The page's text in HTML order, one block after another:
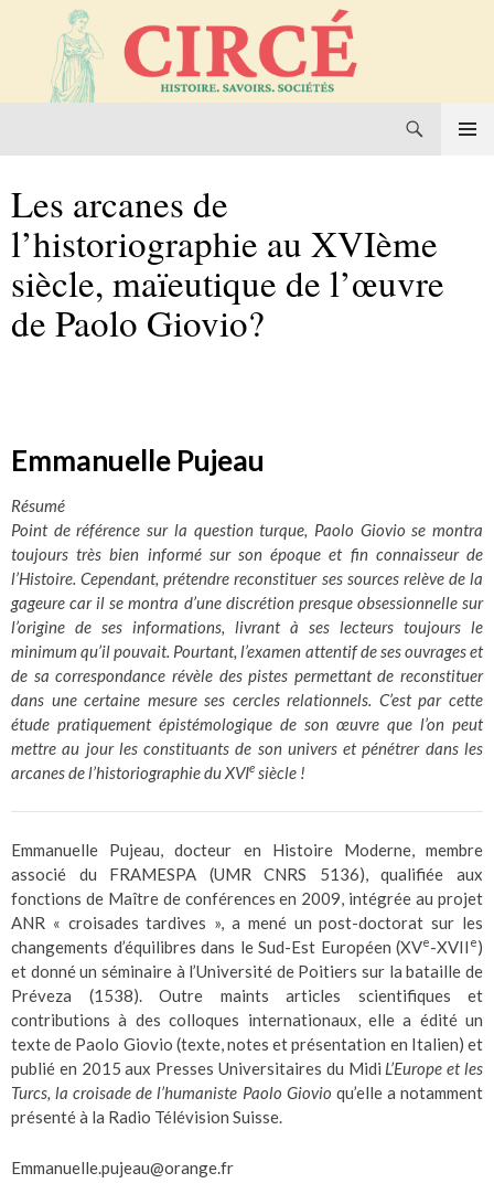
contenu
Les arcanes de
l’historiographie au XVIème
siècle, maïeutique de l’œuvre
de Paolo Giovio?
Emmanuelle Pujeau
Résumé
Point de référence sur la question turque, Paolo Giovio se montra
toujours très bien informé sur son époque et fin connaisseur de
l’Histoire. Cependant, prétendre reconstituer ses sources relève de la
gageure car il se montra d’une discrétion presque obsessionnelle sur
l’origine de ses informations, livrant à ses lecteurs toujours le
minimum qu’il pouvait. Pourtant, l’examen attentif de ses ouvrages et
de sa correspondance révèle des pistes permettant de reconstituer
dans une certaine mesure ses cercles relationnels. C’est par cette
étude pratiquement épistémologique de son œuvre que l’on peut
mettre au jour les constituants de son univers et pénétrer dans les
arcanes de l’historiographie du XVIe siècle !
Emmanuelle Pujeau, docteur en Histoire Moderne, membre
associé du FRAMESPA (UMR CNRS 5136), qualifiée aux
fonctions de Maître de conférences en 2009, intégrée au projet
ANR « croisades tardives », a mené un post-doctorat sur les
changements d’équilibres dans le Sud-Est Européen (XVe-XVII e)
et donné un séminaire à l’Université de Poitiers sur la bataille de
Préveza (1538). Outre maints articles scientifiques et
contributions à des colloques internationaux, elle a édité un
texte de Paolo Giovio (texte, notes et présentation en Italien) et
publié en 2015 aux Presses Universitaires du Midi L’Europe et les
Turcs, la croisade de l’humaniste Paolo Giovio qu’elle a notamment
présenté à la Radio Télévision Suisse.
Emmanuelle.pujeau@orange.fr